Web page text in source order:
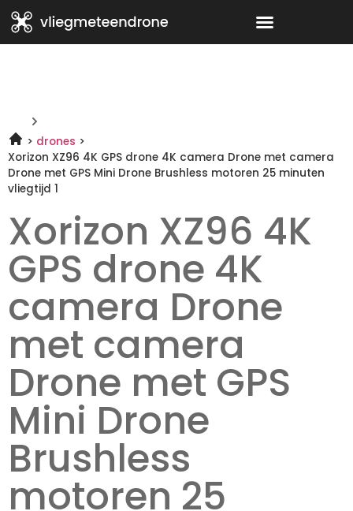
drones
Xorizon XZ96 4K GPS drone 4K camera Drone met camera
Drone met GPS Mini Drone Brushless motoren 25 minuten
vliegtijd 1
Xorizon XZ96 4K
GPS drone 4K
camera Drone
met camera
Drone met GPS
Mini Drone
Brushless
motoren 25